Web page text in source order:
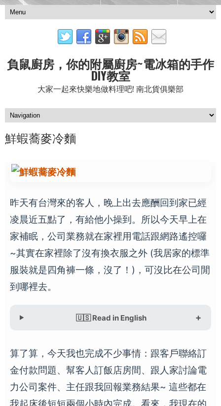
負鼠廚房，你的附屬廚房~電冰箱的手作
DIY教室
大家一起來快樂地做料理吧! 南北貨俱樂部
鮮蝦蕎麥冷麵
昨天有台灣來的客人，晚上出去應酬回到家已經
凌晨近五點了，有給他小操到。所以今天早上在
家補眠，公司業務就在家裡用電話跟網路遙控囉
~其實在家裡除了沒有換衣服之外 (我居家的標準
服裝就是四角褲一條，沒了！)，可沒比在公司閒
到哪裡去。
🇺🇸 Read in English
算了算，今天我也完成不少事情：跟客戶聯絡訂
金付款問題、幫客人訂飯店房間、跟人家討論電
力公司案件、主任跟我回報業務結果~ 這些都在